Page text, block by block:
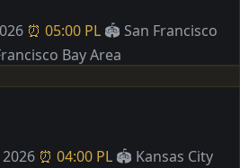
⏰ 05:00 PL 🏟️ San Francisco
Bay Area
⏰ 04:00 PL 🏟️ Kansas City